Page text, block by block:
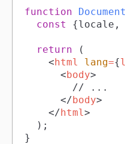
function Document
const
{locale ,
return
(
<html lang={
<body>
</body>
</html>
) ;
}